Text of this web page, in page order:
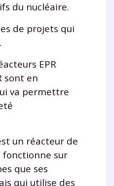
du nucléaire.
de projets qui
EPR
sont en
va permettre
un réacteur de
fonctionne sur
que ses
qui utilise des